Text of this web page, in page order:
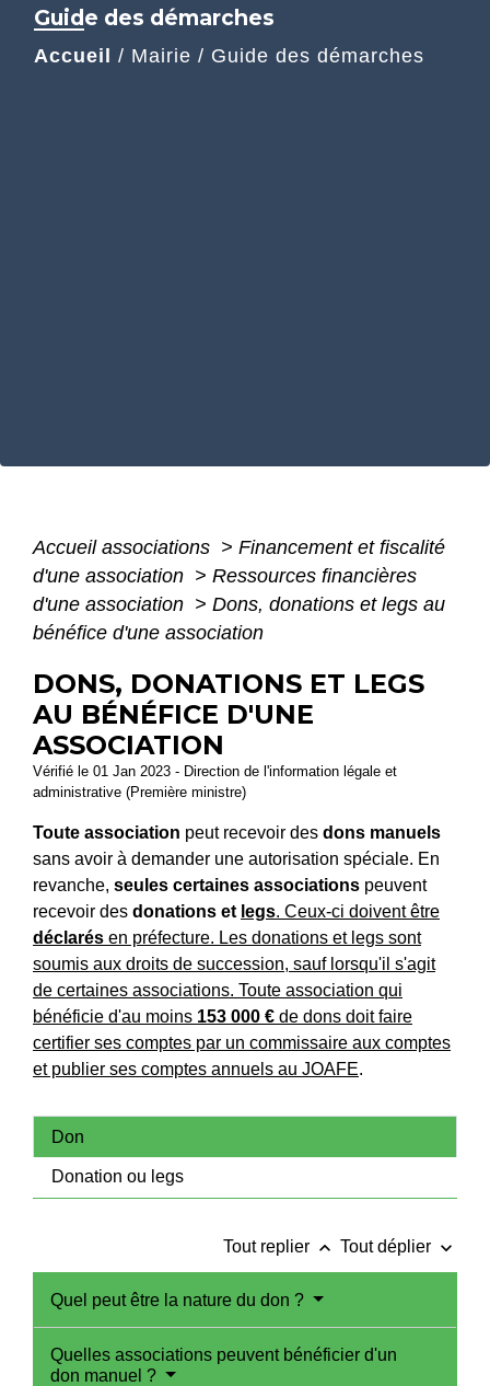
Guide des démarches
Accueil / Mairie / Guide des démarches
Accueil associations > Financement et fiscalité
d'une association > Ressources financières
d'une association > Dons, donations et legs au
bénéfice d'une association
DONS, DONATIONS ET LEGS
AU BÉNÉFICE D'UNE
ASSOCIATION
Vérifié le 01 Jan 2023 - Direction de l'information légale et
administrative (Première ministre)
Toute association peut recevoir des dons manuels
sans avoir à demander une autorisation spéciale. En
revanche, seules certaines associations peuvent
recevoir des donations et legs. Ceux-ci doivent être
déclarés en préfecture. Les donations et legs sont
soumis aux droits de succession, sauf lorsqu'il s'agit
de certaines associations. Toute association qui
bénéficie d'au moins 153 000 € de dons doit faire
certifier ses comptes par un commissaire aux comptes
et publier ses comptes annuels au JOAFE.
Don
Donation ou legs
Tout replier keyboard_arrow_up Tout déplier keyboard_arrow_down
Quel peut être la nature du don ?
Quelles associations peuvent bénéficier d'un
don manuel ?